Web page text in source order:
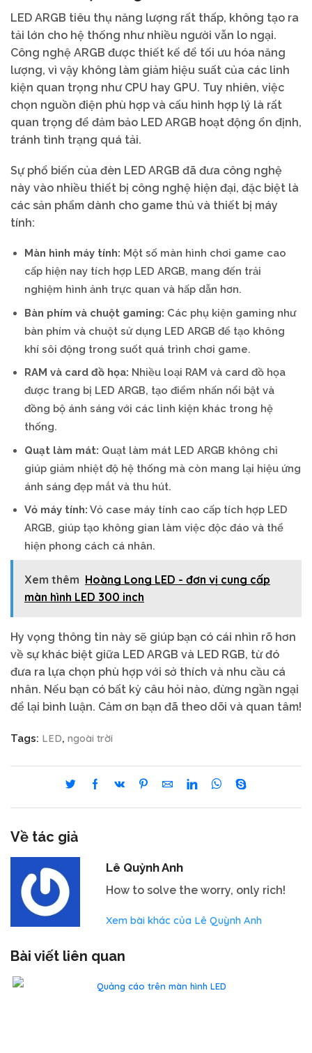
LED ARGB tiêu thụ năng lượng rất thấp, không tạo ra
tải lớn cho hệ thống như nhiều người vẫn lo ngại.
Công nghệ ARGB được thiết kế để tối ưu hóa năng
lượng, vì vậy không làm giảm hiệu suất của các linh
kiện quan trọng như CPU hay GPU. Tuy nhiên, việc
chọn nguồn điện phù hợp và cấu hình hợp lý là rất
quan trọng để đảm bảo LED ARGB hoạt động ổn định,
tránh tình trạng quá tải.
Sự phổ biến của đèn LED ARGB đã đưa công nghệ
này vào nhiều thiết bị công nghệ hiện đại, đặc biệt là
các sản phẩm dành cho game thủ và thiết bị máy
tính:
Màn hình máy tính: Một số màn hình chơi game cao
cấp hiện nay tích hợp LED ARGB, mang đến trải
nghiệm hình ảnh trực quan và hấp dẫn hơn.
Bàn phím và chuột gaming: Các phụ kiện gaming như
bàn phím và chuột sử dụng LED ARGB để tạo không
khí sôi động trong suốt quá trình chơi game.
RAM và card đồ họa: Nhiều loại RAM và card đồ họa
được trang bị LED ARGB, tạo điểm nhấn nổi bật và
đồng bộ ánh sáng với các linh kiện khác trong hệ
thống.
Quạt làm mát: Quạt làm mát LED ARGB không chỉ
giúp giảm nhiệt độ hệ thống mà còn mang lại hiệu ứng
ánh sáng đẹp mắt và thu hút.
Vỏ máy tính: Vỏ case máy tính cao cấp tích hợp LED
ARGB, giúp tạo không gian làm việc độc đáo và thể
hiện phong cách cá nhân.
Xem thêm Hoàng Long LED - đơn vị cung cấp
màn hình LED 300 inch
Hy vọng thông tin này sẽ giúp bạn có cái nhìn rõ hơn
về sự khác biệt giữa LED ARGB và LED RGB, từ đó
đưa ra lựa chọn phù hợp với sở thích và nhu cầu cá
nhân. Nếu bạn có bất kỳ câu hỏi nào, đừng ngần ngại
để lại bình luận. Cảm ơn bạn đã theo dõi và quan tâm!
Tags: LED, ngoài trời
Về tác giả
Lê Quỳnh Anh
How to solve the worry, only rich!
Xem bài khác của Lê Quỳnh Anh
Bài viết liên quan